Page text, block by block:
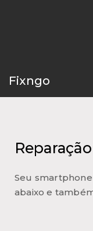
Fixngo
Seu
abaixo e